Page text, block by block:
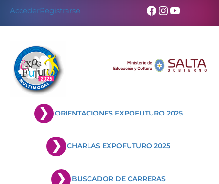
content
AccederRegistrarse Facebook
Instagram
YouTube
ORIENTACIONES EXPOFUTURO 2025
CHARLAS EXPOFUTURO 2025
BUSCADOR DE CARRERAS